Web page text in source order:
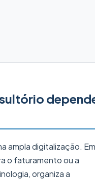
ampla digitalização. Em
o faturamento ou a
organiza a